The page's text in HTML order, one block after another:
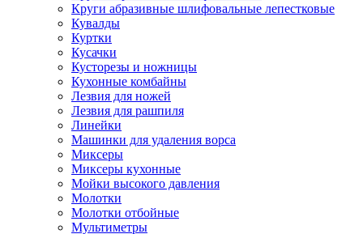
Круги абразивные шлифовальные лепестковые
Кувалды
Куртки
Кусачки
Кусторезы и ножницы
Кухонные комбайны
Лезвия для ножей
Лезвия для рашпиля
Линейки
Машинки для удаления ворса
Миксеры
Миксеры кухонные
Мойки высокого давления
Молотки
Молотки отбойные
Мультиметры